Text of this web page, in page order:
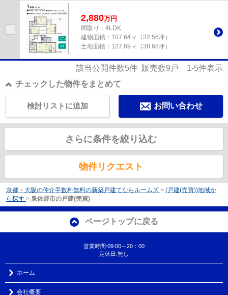
2,880万円
間取り：4LDK
建物面積： 107.64㎡（32.56坪）
土地面積： 127.89㎡（38.68坪）
該当公開件数5件 販売数9 戸 1-5件表示
チェックした物件をまとめて
お問い合わせ
検討リストに追加
さらに条件を絞り込む
物件リクエスト
京都・大阪の仲介手数料無料の新築戸建てならルームズ > (戸建(売買))地域か
ら探す > 泉佐野市の戸建(売買)
ページトップに戻る
営業時間:09:00～20：00
定休日:無し
ホーム
会社概要